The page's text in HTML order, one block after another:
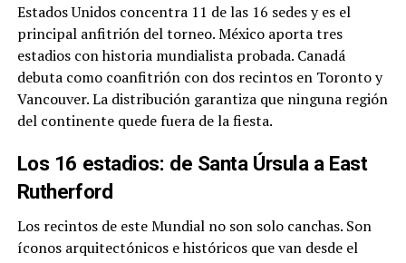
Estados Unidos concentra 11 de las 16 sedes y es el
principal anfitrión del torneo. México aporta tres
estadios con historia mundialista probada. Canadá
debuta como coanfitrión con dos recintos en Toronto y
Vancouver. La distribución garantiza que ninguna región
del continente quede fuera de la fiesta.
Los 16 estadios: de Santa Úrsula a East
Rutherford
Los recintos de este Mundial no son solo canchas. Son
íconos arquitectónicos e históricos que van desde el